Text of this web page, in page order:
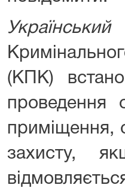
(КПК)
проведення
приміщення,
захисту,